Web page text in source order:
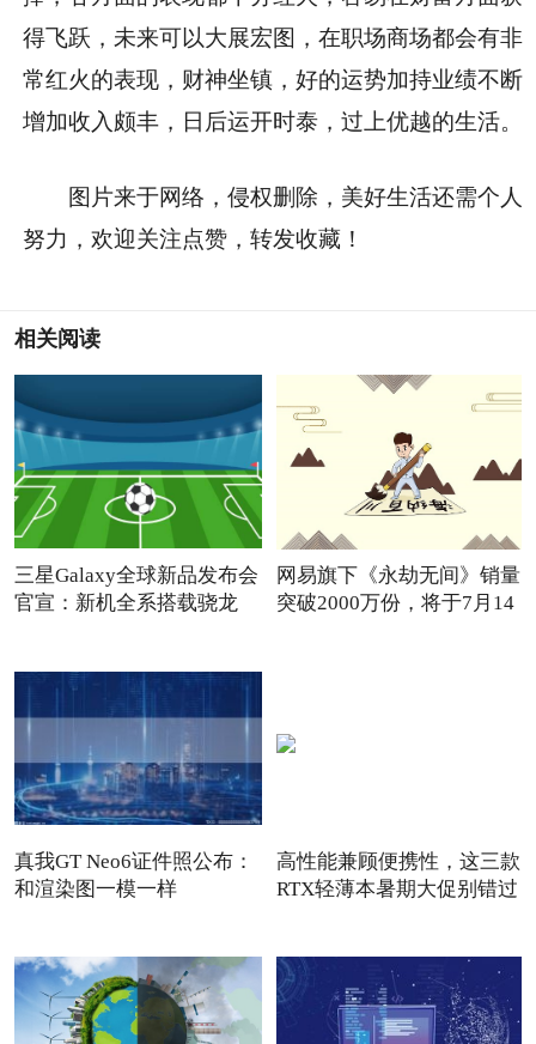
得飞跃，未来可以大展宏图，在职场商场都会有非
常红火的表现，财神坐镇，好的运势加持业绩不断
增加收入颇丰，日后运开时泰，过上优越的生活。
图片来于网络，侵权删除，美好生活还需个人
努力，欢迎关注点赞，转发收藏！
相关阅读
三星Galaxy全球新品发布会
官宣：新机全系搭载骁龙
网易旗下《永劫无间》销量
突破2000万份，将于7月14
真我GT Neo6证件照公布：
和渲染图一模一样
高性能兼顾便携性，这三款
RTX轻薄本暑期大促别错过